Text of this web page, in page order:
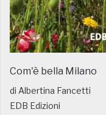
Com'è bella Milano
di Albertina Fancetti
EDB Edizioni